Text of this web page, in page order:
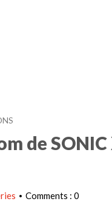
de SONIC
• Comments : 0